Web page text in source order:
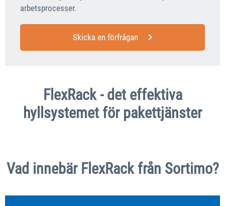
arbetsprocesser.
Skicka en förfrågan
FlexRack - det effektiva
hyllsystemet för pakettjänster
Vad innebär FlexRack från Sortimo?